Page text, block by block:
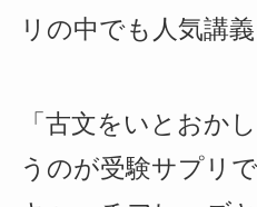
リの中でも人気講
「古文をいとおか
うのが受験サプリ